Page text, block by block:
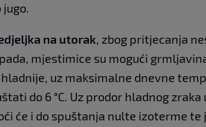
na utorak, zbog pritjecanja
mjestimice su mogući
uz maksimalne dnevne
do 6 °C. Uz prodor hladnog
će i do spuštanja nulte izoterme te